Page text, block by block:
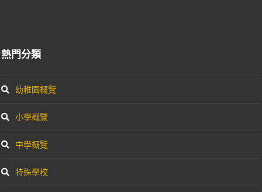
熱門分類
幼稚園概覽
小學概覽
中學概覽
特殊學校